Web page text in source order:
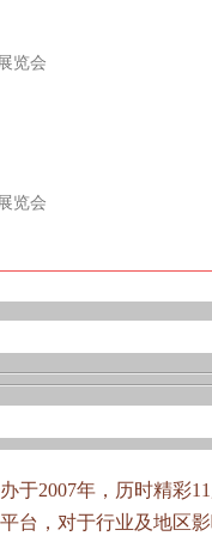
览会
览会
于2007年，历时精彩
台，对于行业及地区